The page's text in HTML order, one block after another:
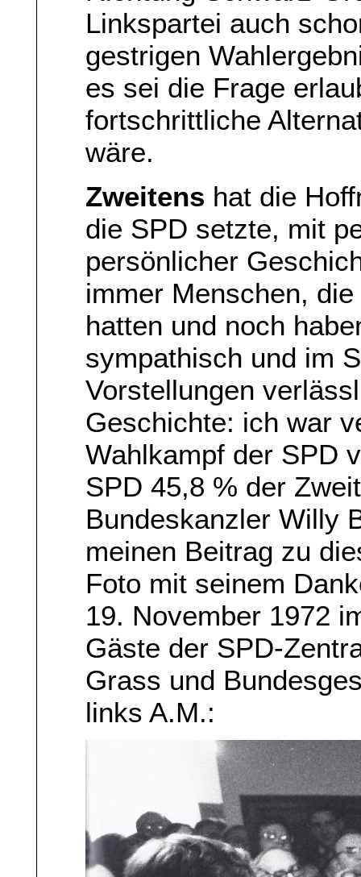
Linkspartei auch
gestrigen
es sei die Frage
fortschrittliche
wäre.
Zweitens hat die
die SPD setzte, mit
persönlicher
immer Menschen,
hatten und noch
sympathisch und im
Vorstellungen
Geschichte: ich war
Wahlkampf der SPD
SPD 45,8 % der
Bundeskanzler Willy
meinen Beitrag zu
Foto mit seinem
19. November 1972
Gäste der SPD-
Grass und
links A.M.: